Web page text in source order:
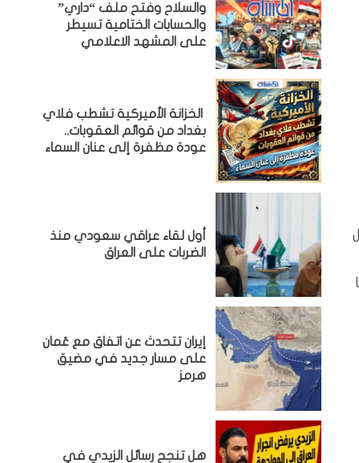
في 18 أبريل
والسلاح وفتح ملف “داري”
والحسابات الختامية تسيطر
على المشهد الاعلامي
الخزانة الأميركية تشطب فلاي
بغداد من قوائم العقوبات..
عودة مظفرة إلى عنان السماء
أول لقاء عراقي سعودي منذ
الضربات على العراق
إيران تتحدث عن اتفاق مع عُمان
على مسار جديد في مضيق
هرمز
هل تنجح رسائل الزيدي في